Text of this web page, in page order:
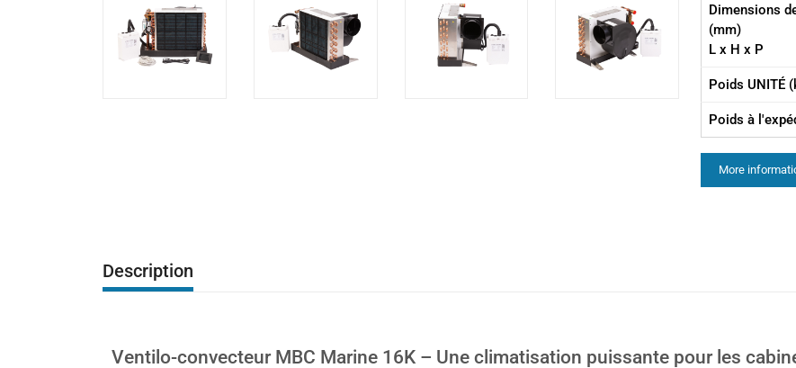
Dimensions
(mm)
L x H x P
Poids UNITÉ
Poids à
More
Description
Ventilo-convecteur MBC Marine 16K – Une climatisation puissante pour les